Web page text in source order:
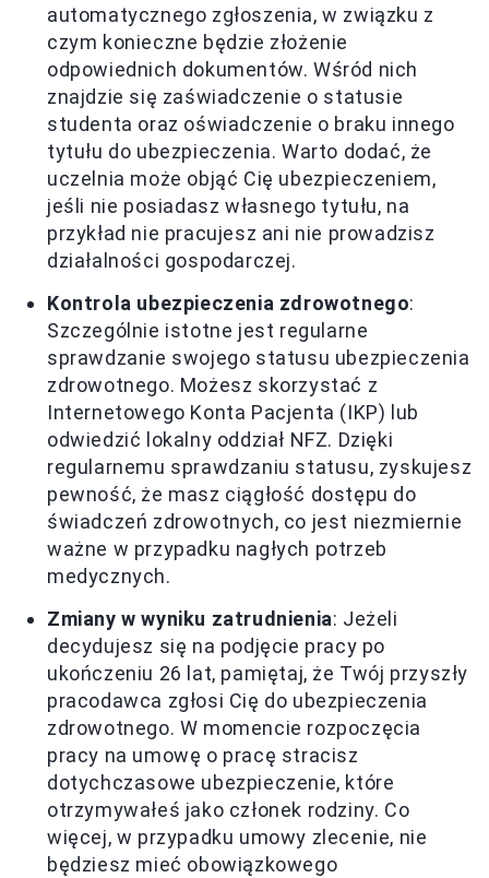
automatycznego zgłoszenia, w związku z
czym konieczne będzie złożenie
odpowiednich dokumentów. Wśród nich
znajdzie się zaświadczenie o statusie
studenta oraz oświadczenie o braku innego
tytułu do ubezpieczenia. Warto dodać, że
uczelnia może objąć Cię ubezpieczeniem,
jeśli nie posiadasz własnego tytułu, na
przykład nie pracujesz ani nie prowadzisz
działalności gospodarczej.
Kontrola ubezpieczenia zdrowotnego:
Szczególnie istotne jest regularne
sprawdzanie swojego statusu ubezpieczenia
zdrowotnego. Możesz skorzystać z
Internetowego Konta Pacjenta (IKP) lub
odwiedzić lokalny oddział NFZ. Dzięki
regularnemu sprawdzaniu statusu, zyskujesz
pewność, że masz ciągłość dostępu do
świadczeń zdrowotnych, co jest niezmiernie
ważne w przypadku nagłych potrzeb
medycznych.
Zmiany w wyniku zatrudnienia: Jeżeli
decydujesz się na podjęcie pracy po
ukończeniu 26 lat, pamiętaj, że Twój przyszły
pracodawca zgłosi Cię do ubezpieczenia
zdrowotnego. W momencie rozpoczęcia
pracy na umowę o pracę stracisz
dotychczasowe ubezpieczenie, które
otrzymywałeś jako członek rodziny. Co
więcej, w przypadku umowy zlecenie, nie
będziesz mieć obowiązkowego